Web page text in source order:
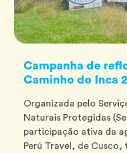
Campanha de
Caminho do Inca
Organizada pelo
Naturais Protegidas
participação ativa da
Perú Travel, de Cusco,